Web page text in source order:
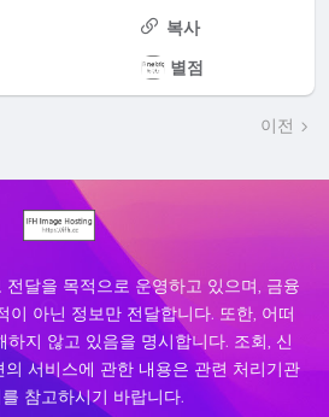
복사
별점
이전
달을 목적으로 운영하고 있으며, 금융
이 아닌 정보만 전달합니다. 또한, 어떠
지 않고 있음을 명시합니다. 조회, 신
서비스에 관한 내용은 관련 처리기관
참고하시기 바랍니다.